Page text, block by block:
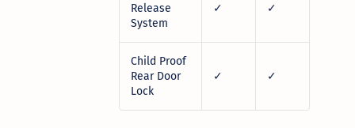
Release
System
✓ ✓
Child Proof
Rear Door
Lock
✓ ✓